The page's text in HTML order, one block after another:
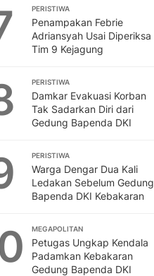
PERISTIWA
Penampakan Febrie
Adriansyah Usai Diperiksa
Tim 9 Kejagung
PERISTIWA
Damkar Evakuasi Korban
Tak Sadarkan Diri dari
Gedung Bapenda DKI
PERISTIWA
Warga Dengar Dua Kali
Ledakan Sebelum Gedung
Bapenda DKI Kebakaran
MEGAPOLITAN
Petugas Ungkap Kendala
Padamkan Kebakaran
Gedung Bapenda DKI